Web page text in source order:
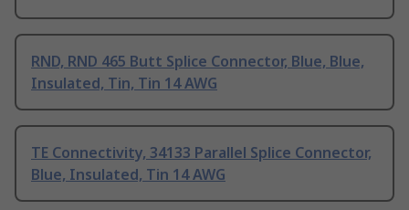
RND, RND 465 Butt Splice Connector, Blue, Blue,
Insulated, Tin, Tin 14 AWG
TE Connectivity, 34133 Parallel Splice Connector,
Blue, Insulated, Tin 14 AWG